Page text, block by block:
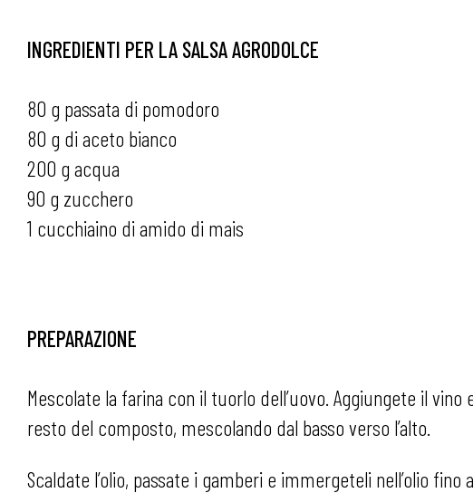
INGREDIENTI PER LA SALSA AGRODOLCE
80 g passata di pomodoro
80 g di aceto bianco
200 g acqua
90 g zucchero
1 cucchiaino di amido di mais
PREPARAZIONE
Mescolate la farina con il tuorlo dell’uovo. Aggiungete il
resto del composto, mescolando dal basso verso l’alto.
Scaldate l’olio, passate i gamberi e immergeteli nell’olio